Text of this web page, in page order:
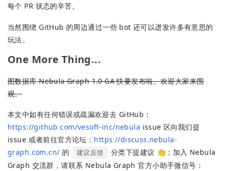
每个 PR 状态的辛苦。
当然围绕 GitHub 的周边通过一些 bot 还可以迸发许多有意思的
玩法。
One More Thing...
图数据库 Nebula Graph 1.0 GA 快要发布啦。欢迎大家来围
观。
本文中如有任何错误或疏漏欢迎去 GitHub：
https://github.com/vesoft-inc/nebula issue 区向我们提
issue 或者前往官方论坛： https://discuss.nebula-
graph.com.cn/ 的 建议反馈
分类下提建议 👏；加入 Nebula
Graph 交流群，请联系 Nebula Graph 官方小助手微信号：